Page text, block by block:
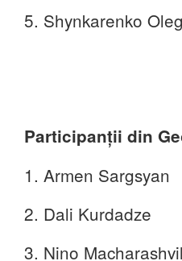
5. Shynkarenko Oleg
Participanții din
1. Armen Sargsyan
2. Dali Kurdadze
3. Nino